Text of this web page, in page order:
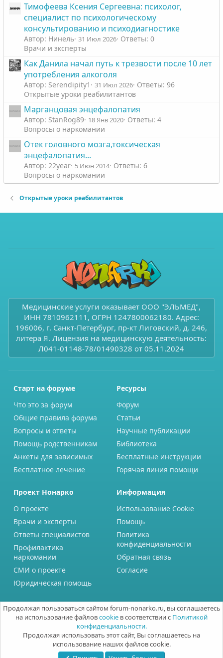
Тимофеева Ксения Сергеевна: психолог,
специалист по психологическому
консультированию и психодиагностике
Автор: Нинель 31 Июл 2026 Ответы: 0
Врачи и эксперты
Как Данила начал путь к трезвости после 10 лет
употребления алкоголя
Автор: Serendipity1 31 Июл 2026 Ответы: 96
Открытые уроки реабилитантов
Марганцовая энцефалопатия
Автор: StanRog89 18 Янв 2020 Ответы: 4
Вопросы о наркомании
Отек головного мозга,токсическая
энцефалопатия...
Автор: 22year 5 Июн 2014 Ответы: 6
Вопросы о наркомании
Открытые уроки реабилитантов
Медицинские услуги оказывает ООО "ЭЛЬМЕД",
ИНН 7810962111, ОГРН 1247800062180. Адрес:
196006, г. Санкт-Петербург, пр-кт Лиговский, д. 246,
литера Я. Лицензия на медицинскую деятельность:
Л041-01148-78/01490328 от 05.11.2024
Старт на форуме
Что это за форум
Общие правила форума
Вопросы и ответы
Помощь родственникам
Анкеты для зависимых
Бесплатное лечение
Ресурсы
Форум
Статьи
Научные публикации
Библиотека
Бесплатные инструкции
Горячая линия помощи
Проект Нонарко
О проекте
Врачи и эксперты
Ответы специалистов
Профилактика
наркомании
СМИ о проекте
Юридическая помощь
Информация
Использование Cookie
Помощь
Политика
конфиденциальности
Обратная связь
Согласие
Продолжая пользоваться сайтом forum-nonarko.ru, вы соглашаетесь
на использование файловcookie в соответствии с Политикой
конфиденциальности.
Продолжая использовать этот сайт, Вы соглашаетесь на
использование наших файлов cookie.